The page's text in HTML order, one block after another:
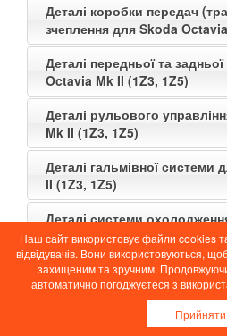
Деталі коробки передач
зчеплення для Skoda
Деталі передньої та
Octavia Mk II (1Z3, 1Z5)
Деталі рульового
Mk II (1Z3, 1Z5)
Деталі гальмівної системи
II (1Z3, 1Z5)
Деталі системи
Mk II (1Z3, 1Z5)
Деталі системи живлення
II (1Z3, 1Z5)
Деталі елементів салону
Наш сайт використовує файли cookies
відвідувачів. Вони використовуються,
захищеним та зручним.
автоматично погоджуєтеся з
Прийняти